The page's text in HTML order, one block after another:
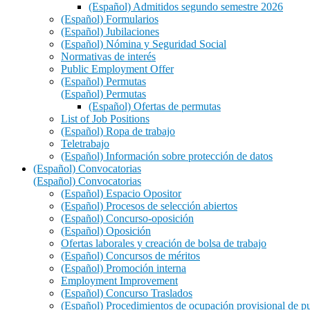
(Español) Admitidos segundo semestre 2026
(Español) Formularios
(Español) Jubilaciones
(Español) Nómina y Seguridad Social
Normativas de interés
Public Employment Offer
(Español) Permutas
(Español) Permutas
(Español) Ofertas de permutas
List of Job Positions
(Español) Ropa de trabajo
Teletrabajo
(Español) Información sobre protección de datos
(Español) Convocatorias
(Español) Convocatorias
(Español) Espacio Opositor
(Español) Procesos de selección abiertos
(Español) Concurso-oposición
(Español) Oposición
Ofertas laborales y creación de bolsa de trabajo
(Español) Concursos de méritos
(Español) Promoción interna
Employment Improvement
(Español) Concurso Traslados
(Español) Procedimientos de ocupación provisional de